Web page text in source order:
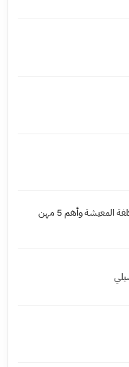
دليل العمل في تشيلي: الرواتب وتكلفة المعيشة وأهم 5 مهن